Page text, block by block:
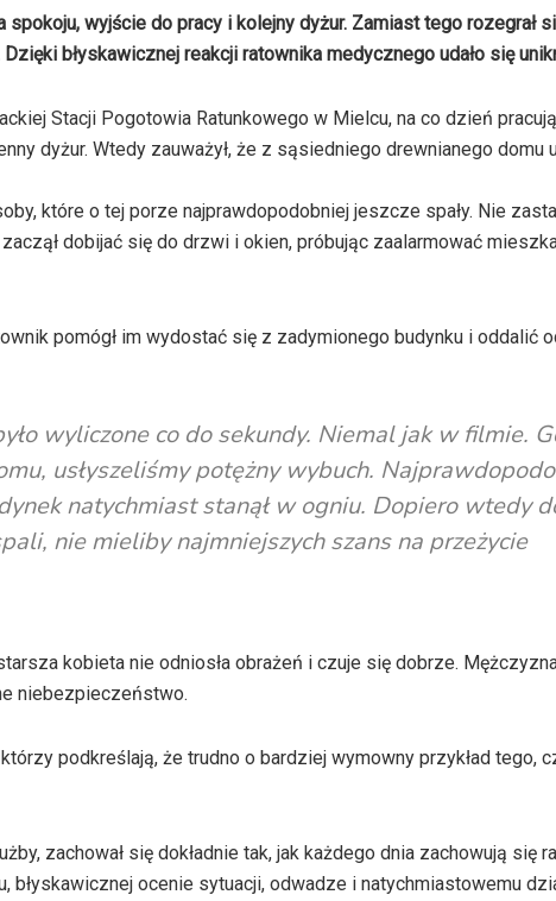
spokoju, wyjście do pracy i kolejny dyżur. Zamiast tego rozegrał
błyskawicznej reakcji ratownika medycznego udało się
Stacji Pogotowia Ratunkowego w Mielcu, na co dzień
dyżur. Wtedy zauważył, że z sąsiedniego drewnianego domu
które o tej porze najprawdopodobniej jeszcze spały. Nie
dobijać się do drzwi i okien, próbując zaalarmować
pomógł im wydostać się z zadymionego budynku i oddalić
wyliczone co do sekundy. Niemal jak w filmie.
usłyszeliśmy potężny wybuch.
natychmiast stanął w ogniu. Dopiero wtedy
nie mieliby najmniejszych szans na przeżycie
kobieta nie odniosła obrażeń i czuje się dobrze.
niebezpieczeństwo.
podkreślają, że trudno o bardziej wymowny przykład tego,
zachował się dokładnie tak, jak każdego dnia zachowują się
błyskawicznej ocenie sytuacji, odwadze i natychmiastowemu